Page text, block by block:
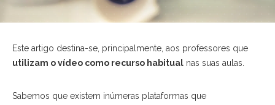
Este artigo destina-se, principalmente, aos professores que
utilizam o vídeo como recurso habitual nas suas aulas.
Sabemos que existem inúmeras plataformas que